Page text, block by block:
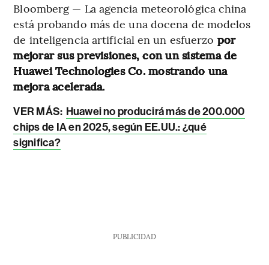
Bloomberg — La agencia meteorológica china
está probando más de una docena de modelos
de inteligencia artificial en un esfuerzo por
mejorar sus previsiones, con un sistema de
Huawei Technologies Co. mostrando una
mejora acelerada.
VER MÁS: Huawei no producirá más de 200.000
chips de IA en 2025, según EE.UU.: ¿qué
significa?
PUBLICIDAD